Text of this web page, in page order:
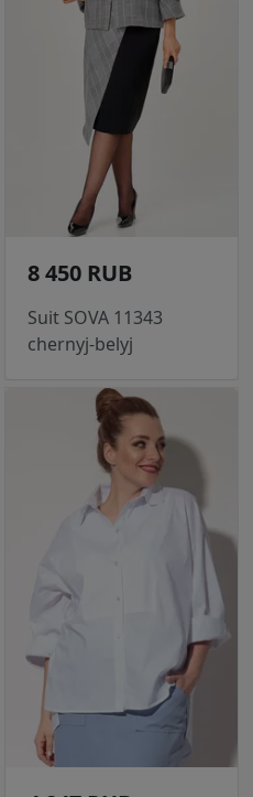
8 450 RUB
Suit SOVA 11343
chernyj-belyj